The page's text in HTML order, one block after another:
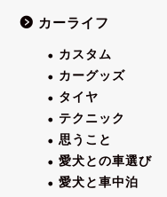
カーライフ
カスタム
カーグッズ
タイヤ
テクニック
思うこと
愛犬との車選び
愛犬と車中泊